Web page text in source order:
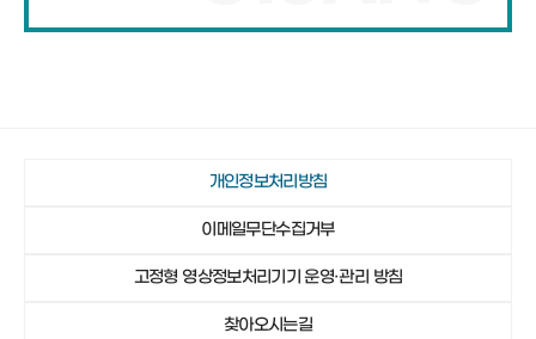
개인정보처리방침
이메일무단수집거부
고정형 영상정보처리기기 운영·관리 방침
찾아오시는길